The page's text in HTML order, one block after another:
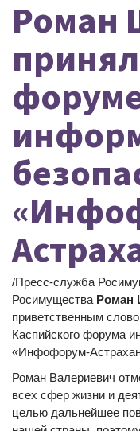
Роман
/Пресс-служба
Росимущества Роман
приветственным
Каспийского форума
«Инфофорум-
Роман Валериевич
всех сфер жизни и
целью дальнейшее